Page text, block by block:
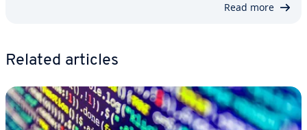
Read more
Related articles